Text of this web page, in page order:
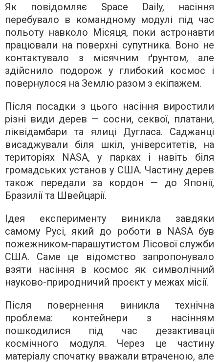
Як повідомляє Space Daily, насіння
перебувало в командному модулі під час
польоту навколо Місяця, поки астронавти
працювали на поверхні супутника. Воно не
контактувало з місячним ґрунтом, але
здійснило подорож у глибокий космос і
повернулося на Землю разом з екіпажем.
Після посадки з цього насіння виростили
різні види дерев — сосни, секвої, платани,
ліквідамбари та ялиці Дугласа. Саджанці
висаджували біля шкіл, університетів, на
територіях NASA, у парках і навіть біля
громадських установ у США. Частину дерев
також передали за кордон — до Японії,
Бразилії та Швейцарії.
Ідея експерименту виникла завдяки
самому Русі, який до роботи в NASA був
пожежником-парашутистом Лісової служби
США. Саме це відомство запропонувало
взяти насіння в космос як символічний
науково-природничий проєкт у межах місії.
Після повернення виникла технічна
проблема: контейнери з насінням
пошкодилися під час дезактивації
космічного модуля. Через це частину
матеріалу спочатку вважали втраченою, але